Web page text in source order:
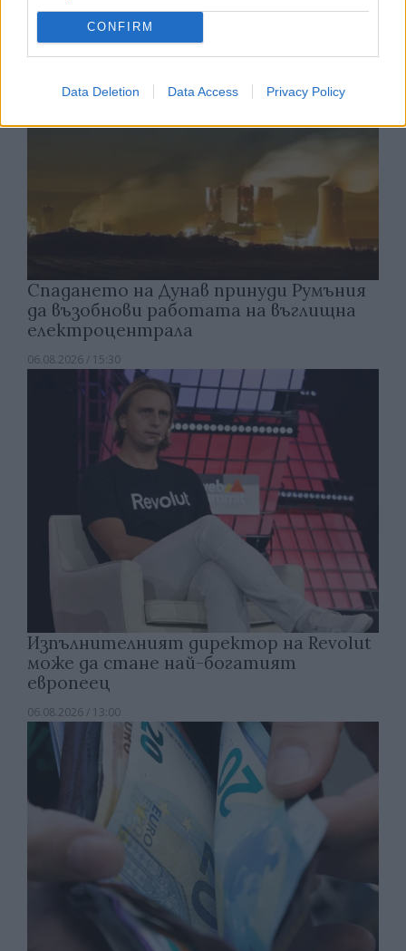
CONFIRM
Data Deletion Data Access Privacy Policy
Спадането на Дунав принуди Румъния
да възобнови работата на въглищна
електроцентрала
06.08.2026 / 15:30
Изпълнителният директор на Revolut
може да стане най-богатият
европеец
06.08.2026 / 13:00